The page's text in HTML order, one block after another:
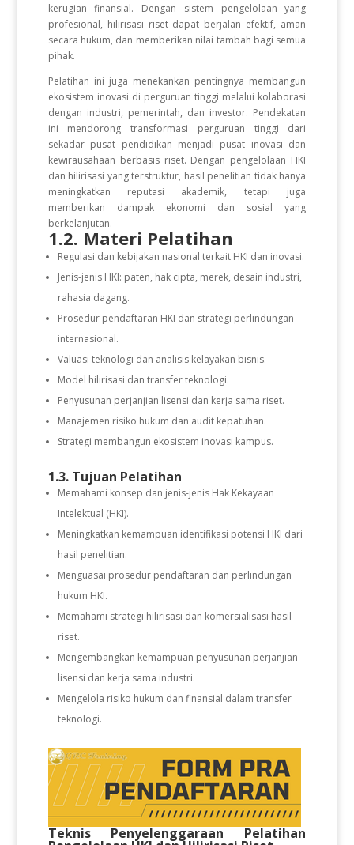
kerugian finansial. Dengan sistem pengelolaan yang
profesional, hilirisasi riset dapat berjalan efektif, aman
secara hukum, dan memberikan nilai tambah bagi semua
pihak.
Pelatihan ini juga menekankan pentingnya membangun
ekosistem inovasi di perguruan tinggi melalui kolaborasi
dengan industri, pemerintah, dan investor. Pendekatan
ini mendorong transformasi perguruan tinggi dari
sekadar pusat pendidikan menjadi pusat inovasi dan
kewirausahaan berbasis riset. Dengan pengelolaan HKI
dan hilirisasi yang terstruktur, hasil penelitian tidak hanya
meningkatkan reputasi akademik, tetapi juga
memberikan dampak ekonomi dan sosial yang
berkelanjutan.
1.2. Materi Pelatihan
Regulasi dan kebijakan nasional terkait HKI dan inovasi.
Jenis-jenis HKI: paten, hak cipta, merek, desain industri,
rahasia dagang.
Prosedur pendaftaran HKI dan strategi perlindungan
internasional.
Valuasi teknologi dan analisis kelayakan bisnis.
Model hilirisasi dan transfer teknologi.
Penyusunan perjanjian lisensi dan kerja sama riset.
Manajemen risiko hukum dan audit kepatuhan.
Strategi membangun ekosistem inovasi kampus.
1.3. Tujuan Pelatihan
Memahami konsep dan jenis-jenis Hak Kekayaan
Intelektual (HKI).
Meningkatkan kemampuan identifikasi potensi HKI dari
hasil penelitian.
Menguasai prosedur pendaftaran dan perlindungan
hukum HKI.
Memahami strategi hilirisasi dan komersialisasi hasil
riset.
Mengembangkan kemampuan penyusunan perjanjian
lisensi dan kerja sama industri.
Mengelola risiko hukum dan finansial dalam transfer
teknologi.
Teknis Penyelenggaraan Pelatihan